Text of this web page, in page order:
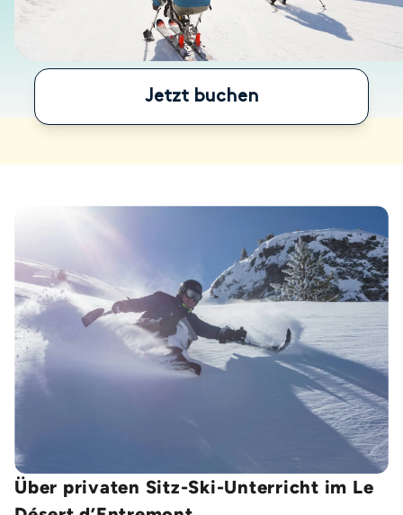
Jetzt buchen
Über privaten Sitz-Ski-Unterricht im Le